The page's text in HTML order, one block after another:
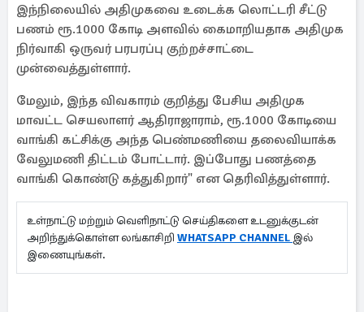
இந்நிலையில் அதிமுகவை உடைக்க லொட்டரி சீட்டு
பணம் ரூ.1000 கோடி அளவில் கைமாறியதாக அதிமுக
நிர்வாகி ஒருவர் பரபரப்பு குற்றச்சாட்டை
முன்வைத்துள்ளார்.
மேலும், இந்த விவகாரம் குறித்து பேசிய அதிமுக
மாவட்ட செயலாளர் ஆதிராஜாராம், ரூ.1000 கோடியை
வாங்கி கட்சிக்கு அந்த பெண்மணியை தலைவியாக்க
வேலுமணி திட்டம் போட்டார். இப்போது பணத்தை
வாங்கி கொண்டு கத்துகிறார்" என தெரிவித்துள்ளார்.
உள்நாட்டு மற்றும் வெளிநாட்டு செய்திகளை உடனுக்குடன்
அறிந்துக்கொள்ள லங்காசிறி WHATSAPP CHANNEL இல்
இணையுங்கள்.